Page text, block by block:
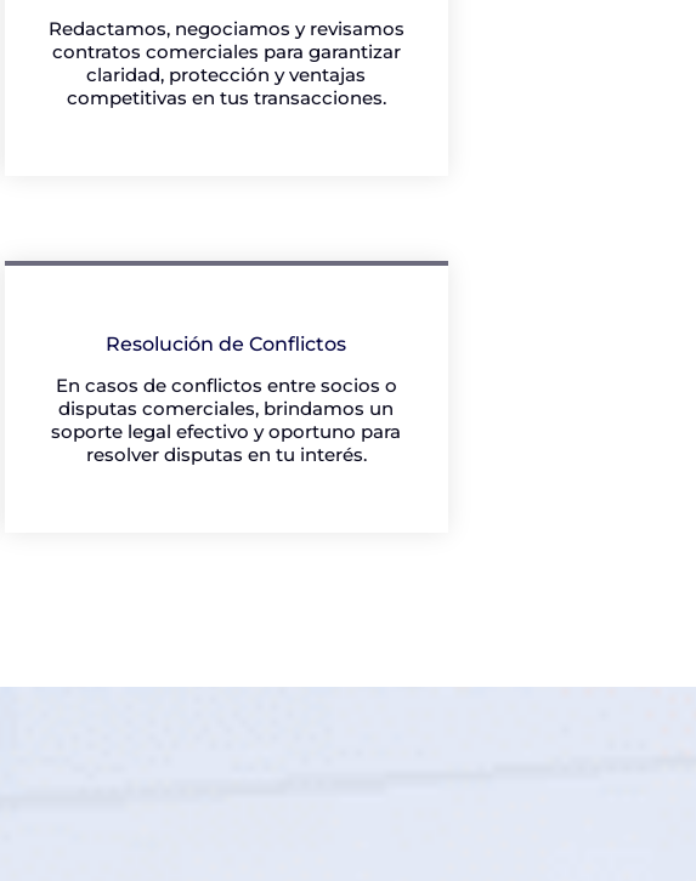
Redactamos, negociamos y revisamos
contratos comerciales para garantizar
claridad, protección y ventajas
competitivas en tus transacciones.
Resolución de Conflictos
En casos de conflictos entre socios o
disputas comerciales, brindamos un
soporte legal efectivo y oportuno para
resolver disputas en tu interés.